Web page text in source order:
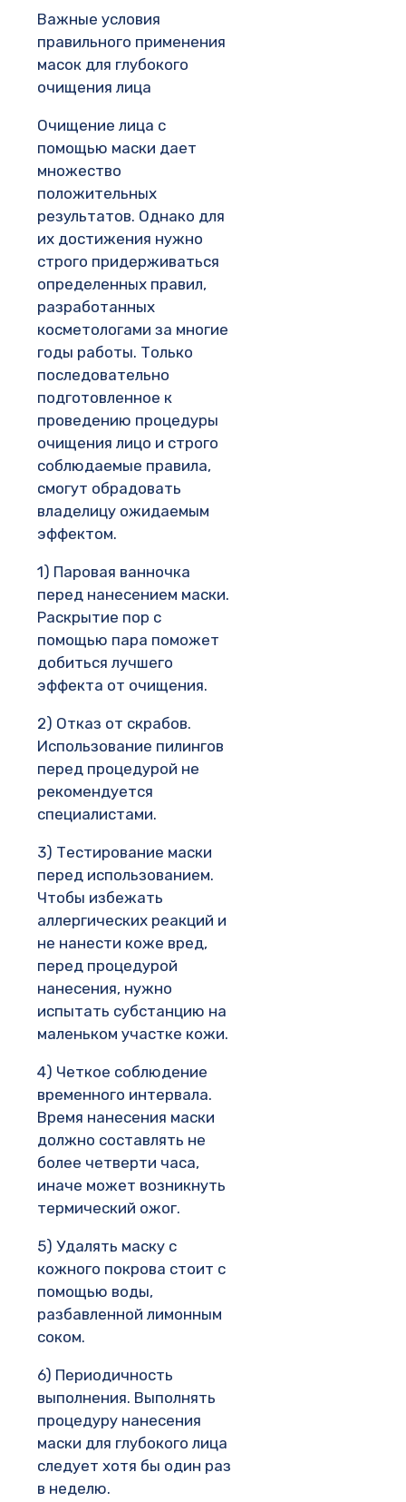
Важные условия
правильного применения
масок для глубокого
очищения лица
Очищение лица с
помощью маски дает
множество
положительных
результатов. Однако для
их достижения нужно
строго придерживаться
определенных правил,
разработанных
косметологами за многие
годы работы. Только
последовательно
подготовленное к
проведению процедуры
очищения лицо и строго
соблюдаемые правила,
смогут обрадовать
владелицу ожидаемым
эффектом.
1) Паровая ванночка
перед нанесением маски.
Раскрытие пор с
помощью пара поможет
добиться лучшего
эффекта от очищения.
2) Отказ от скрабов.
Использование пилингов
перед процедурой не
рекомендуется
специалистами.
3) Тестирование маски
перед использованием.
Чтобы избежать
аллергических реакций и
не нанести коже вред,
перед процедурой
нанесения, нужно
испытать субстанцию на
маленьком участке кожи.
4) Четкое соблюдение
временного интервала.
Время нанесения маски
должно составлять не
более четверти часа,
иначе может возникнуть
термический ожог.
5) Удалять маску с
кожного покрова стоит с
помощью воды,
разбавленной лимонным
соком.
6) Периодичность
выполнения. Выполнять
процедуру нанесения
маски для глубокого лица
следует хотя бы один раз
в неделю.